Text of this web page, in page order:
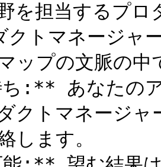
を担当するプ
トマネージャ
ップの文脈の
:** あなたのア
クトマネージ
します。